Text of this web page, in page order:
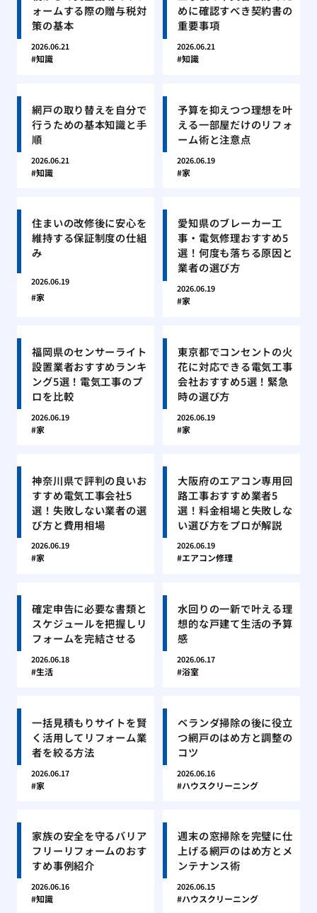
ォームする際の贈与税対
策の基本
2026.06.21
知識
めに確認すべき契約書の
重要事項
2026.06.21
知識
網戸の取り替えを自分で
行うための基本知識と手
順
2026.06.21
知識
予算を抑えつつ理想を叶
える一部屋だけのリフォ
ーム術と注意点
2026.06.19
家
住まいの改修後に安心を
維持する保証制度の仕組
み
2026.06.19
家
愛知県のブレーカー工
事・電気修理おすすめ5
選！何度も落ちる原因と
業者の選び方
2026.06.19
家
福岡県のセンサーライト
設置業者おすすめランキ
ング5選！電気工事のプ
ロを比較
2026.06.19
家
東京都でコンセントの火
花に対応できる電気工事
会社おすすめ5選！緊急
時の選び方
2026.06.19
家
神奈川県で評判の良いお
すすめ電気工事会社5
選！失敗しない業者の選
び方と費用相場
2026.06.19
家
大阪府のエアコン専用回
路工事おすすめ業者5
選！料金相場と失敗しな
い選び方をプロが解説
2026.06.19
エアコン修理
確定申告に必要な書類と
スケジュールを把握しリ
フォームを完結させる
2026.06.18
生活
水回りの一新で叶える理
想的な戸建て生活の予算
感
2026.06.17
浴室
一括見積もりサイトを賢
く活用してリフォーム業
者を絞る方法
2026.06.17
家
ベランダ掃除の後に役立
つ網戸のはめ方と調整の
コツ
2026.06.16
ハウスクリーニング
家族の安全を守るバリア
フリーリフォームのおす
すめ事例紹介
2026.06.16
知識
週末の窓掃除を完璧に仕
上げる網戸のはめ方とメ
ンテナンス術
2026.06.15
ハウスクリーニング